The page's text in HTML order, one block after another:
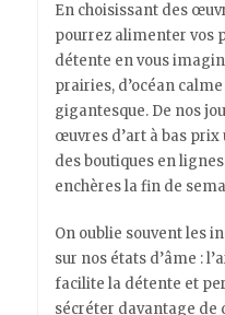
En choisissant des
pourrez alimenter vos
détente en vous
prairies, d’océan
gigantesque. De nos
œuvres d’art à bas prix
des boutiques en
enchères la fin de
On oublie souvent les
sur nos états d’âme :
facilite la détente et
sécréter davantage de